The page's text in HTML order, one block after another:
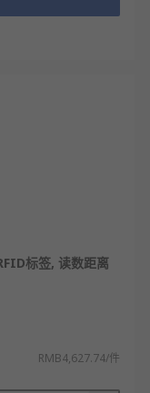
标签, 读数距离
RMB4,627.74/件